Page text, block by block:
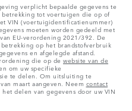
verplicht bepaalde gegevens te
betrekking tot voertuigen die op of
VIN (voertuigidentificatienummer)
moeten worden gedeeld met
EU-verordening 2021/392. De
op het brandstofverbruik
en afgelegde afstand.
die op dewebsite van de
om uw specifieke
te delen. Om uitsluiting te
maart aangeven. Neem contact
delen van gegevens door uw VIN